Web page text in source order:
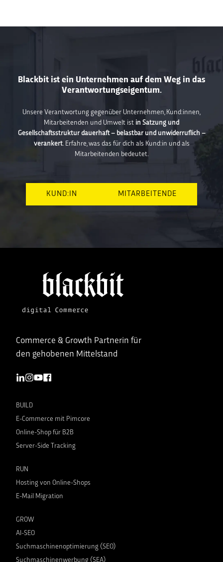
Blackbit ist ein Unternehmen auf dem Weg in das
Verantwortungseigentum.
Unsere Verantwortung gegenüber Unternehmen, Kund:innen,
Mitarbeitenden und Umwelt ist in Satzung und
Gesellschaftsstruktur dauerhaft – belastbar und unwiderruflich –
verankert. Erfahre, was das für dich als Kund:in und als
Mitarbeitenden bedeutet.
KUND:IN MITARBEITENDE
Commerce & Growth Partnerin für
den gehobenen Mittelstand
BUILD
E-Commerce mit Pimcore
Online-Shop für B2B
Server-Side Tracking
RUN
Hosting von Online-Shops
E-Mail Migration
GROW
AI-SEO
Suchmaschinenoptimierung (SEO)
Suchmaschinenwerbung (SEA)